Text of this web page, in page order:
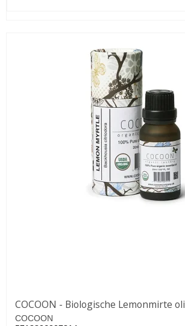
COCOON - Biologische Lemonmirte
COCOON